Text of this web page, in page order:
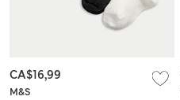
M&S
CA$16,99